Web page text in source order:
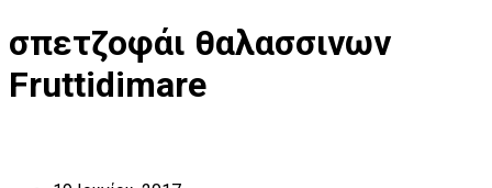
σπετζοφάι θαλασσινων
Fruttidimare